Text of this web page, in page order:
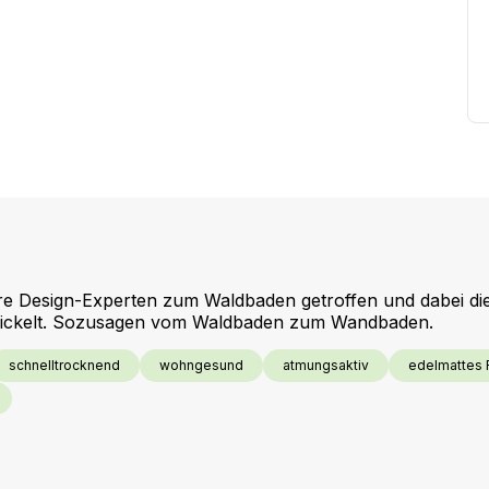
Design-Experten zum Waldbaden getroffen und dabei
Sozusagen vom Waldbaden zum Wandbaden.
schnelltrocknend wohngesund atmungsaktiv edelmattes